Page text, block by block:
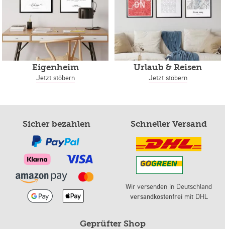
Eigenheim
Jetzt stöbern
Urlaub & Reisen
Jetzt stöbern
Sicher bezahlen Schneller Versand
Wir versenden in Deutschland
versandkostenfreimit DHL
Geprüfter Shop